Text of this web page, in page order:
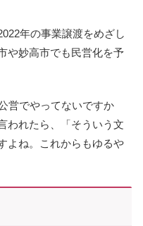
年の事業譲渡をめざし
や妙高市でも民営化を予
営でやってないですか
われたら、「そういう文
よね。これからもゆるや